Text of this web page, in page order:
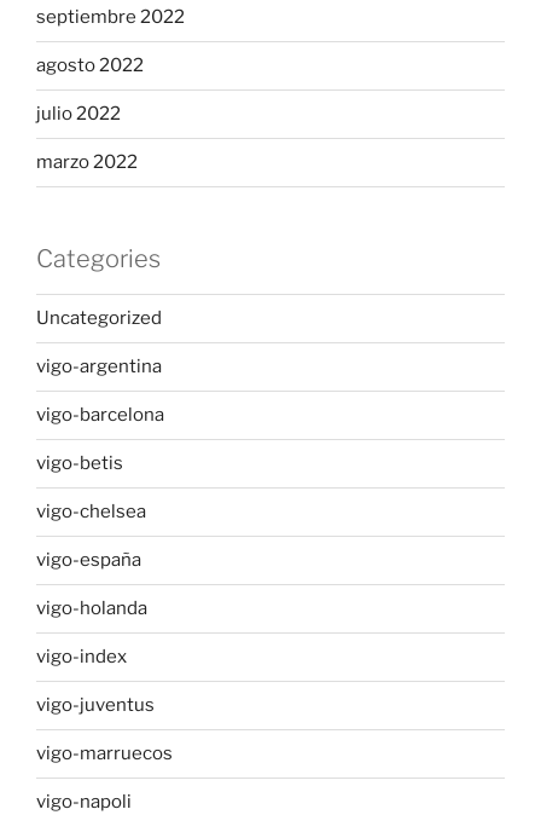
septiembre 2022
agosto 2022
julio 2022
marzo 2022
Categories
Uncategorized
vigo-argentina
vigo-barcelona
vigo-betis
vigo-chelsea
vigo-españa
vigo-holanda
vigo-index
vigo-juventus
vigo-marruecos
vigo-napoli